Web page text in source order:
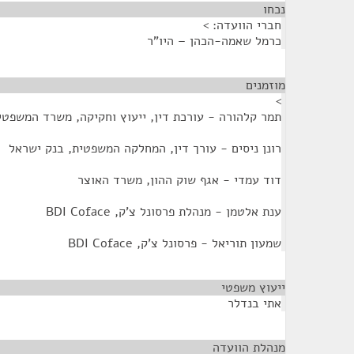
נכחו
חברי הוועדה: >
כרמל שאמה-הכהן – היו"ר
מוזמנים
>
תמר קלהורה - עורכת דין, ייעוץ וחקיקה, משרד
רונן ניסים - עורך דין, המחלקה המשפטית, בנק ישראל
דוד עמדי - אגף שוק ההון, משרד האוצר
ענת אלטמן - מנהלת פרסונל צ'ק, BDI Coface
שמעון תוריאל - פרסונל צ'ק, BDI Coface
ייעוץ משפטי
אתי בנדלר
מנהלת הוועדה